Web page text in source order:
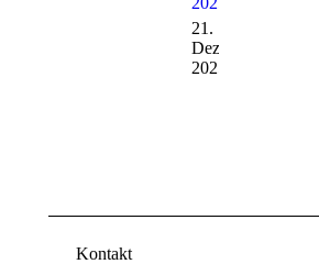
21.
Dezember
2025
Kontakt